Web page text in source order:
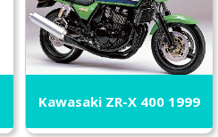
Kawasaki ZR-X 400 1999